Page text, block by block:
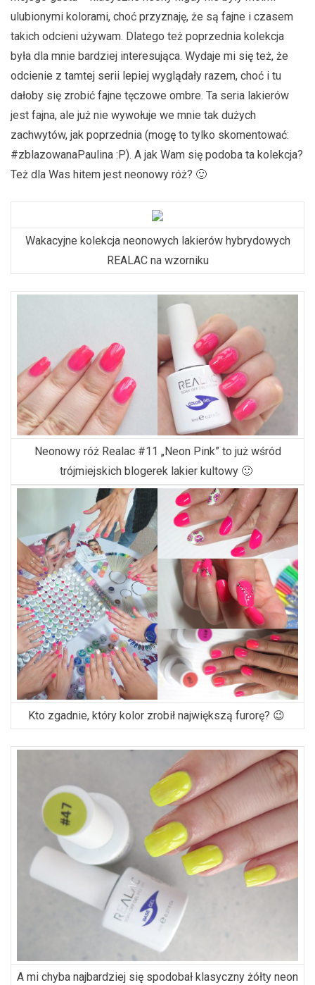
ulubionymi kolorami, choć przyznaję, że są fajne i czasem
takich odcieni używam. Dlatego też poprzednia kolekcja
była dla mnie bardziej interesująca. Wydaje mi się też, że
odcienie z tamtej serii lepiej wyglądały razem, choć i tu
dałoby się zrobić fajne tęczowe ombre. Ta seria lakierów
jest fajna, ale już nie wywołuje we mnie tak dużych
zachwytów, jak poprzednia (mogę to tylko skomentować:
#zblazowanaPaulina :P). A jak Wam się podoba ta kolekcja?
Też dla Was hitem jest neonowy róż? 🙂
Wakacyjne kolekcja neonowych lakierów hybrydowych
REALAC na wzorniku
Neonowy róż Realac #11 „Neon Pink” to już wśród
trójmiejskich blogerek lakier kultowy 🙂
Kto zgadnie, który kolor zrobił największą furorę? 😉
A mi chyba najbardziej się spodobał klasyczny żółty neon